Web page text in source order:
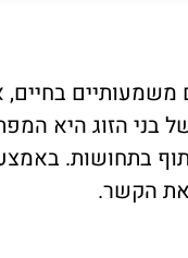
משמעותיים
הזוג היא
בתחושות.
את הקשר.